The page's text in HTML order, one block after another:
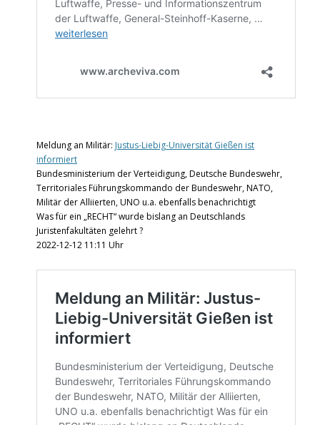
Meldung an Militär: Justus-Liebig-Universität Gießen ist
informiert
Bundesministerium der Verteidigung, Deutsche Bundeswehr,
Territoriales Führungskommando der Bundeswehr, NATO,
Militär der Alliierten, UNO u.a. ebenfalls benachrichtigt
Was für ein „RECHT“ wurde bislang an Deutschlands
Juristenfakultäten gelehrt ?
2022-12-12 11:11 Uhr